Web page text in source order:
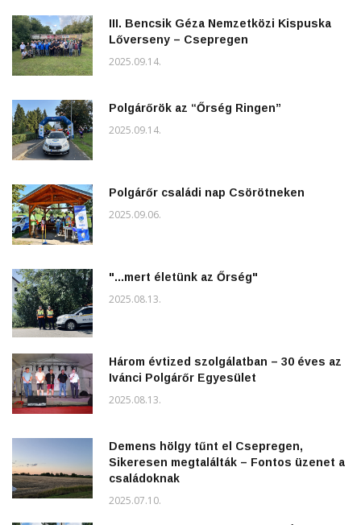
III. Bencsik Géza Nemzetközi Kispuska
Lőverseny – Csepregen
2025.09.14.
Polgárőrök az “Őrség Ringen”
2025.09.14.
Polgárőr családi nap Csörötneken
2025.09.06.
"...mert életünk az Őrség"
2025.08.13.
Három évtized szolgálatban – 30 éves az
Ivánci Polgárőr Egyesület
2025.08.13.
Demens hölgy tűnt el Csepregen,
Sikeresen megtalálták – Fontos üzenet a
családoknak
2025.07.10.